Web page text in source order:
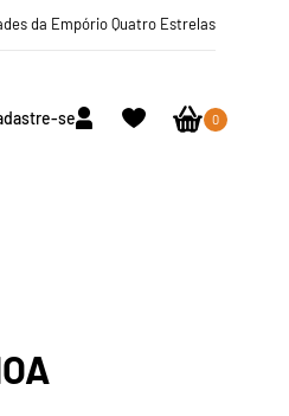
da Empório Quatro Estrelas
se 0